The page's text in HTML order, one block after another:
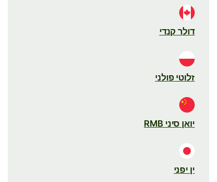
דולר קנדי
זלוטי פולני
יואן סיני RMB
ין יפני